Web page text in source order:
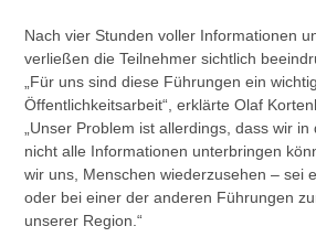
Nach vier Stunden voller Informationen
verließen die Teilnehmer sichtlich
„Für uns sind diese Führungen ein
Öffentlichkeitsarbeit“, erklärte Olaf
„Unser Problem ist allerdings, dass wir
nicht alle Informationen unterbringen
wir uns, Menschen wiederzusehen – sei
oder bei einer der anderen Führungen
unserer Region.“